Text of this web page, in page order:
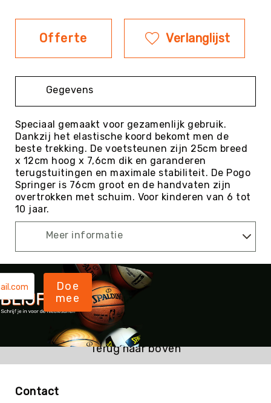
Evenementen
Fitness
&
Discgolf
Golf
Handbal
Hockey
Honk-
&
Jeu
de
KanJam
Kin-
Ball
Omnikin®
Klimmen
Korfbal
Offerte Verlanglijst
Gegevens
Speciaal gemaakt voor gezamenlijk gebruik.
Dankzij het elastische koord bekomt men de
beste trekking. De voetsteunen zijn 25cm breed
x 12cm hoog x 7,6cm dik en garanderen
terugstuitingen en maximale stabiliteit. De Pogo
Springer is 76cm groot en de handvaten zijn
overtrokken met schuim. Voor kinderen van 6 tot
10 jaar.
Meer informatie
Doe
mee
Terug naar boven
Contact